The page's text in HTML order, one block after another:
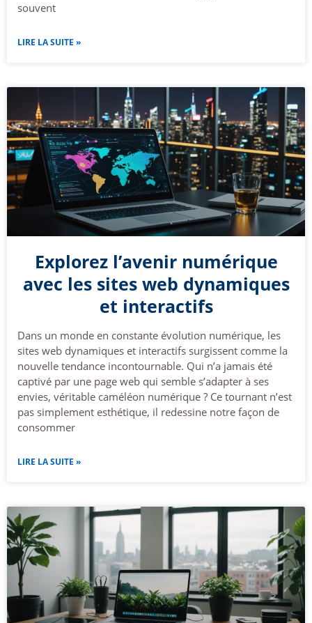
souvent
LIRE LA SUITE »
Explorez l’avenir numérique
avec les sites web dynamiques
et interactifs
Dans un monde en constante évolution numérique, les
sites web dynamiques et interactifs surgissent comme la
nouvelle tendance incontournable. Qui n’a jamais été
captivé par une page web qui semble s’adapter à ses
envies, véritable caméléon numérique ? Ce tournant n’est
pas simplement esthétique, il redessine notre façon de
consommer
LIRE LA SUITE »